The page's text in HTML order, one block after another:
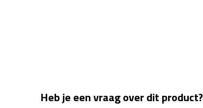
Heb je een vraag over dit product?